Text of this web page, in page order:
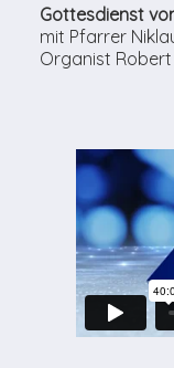
Gottesdienst
mit Pfarrer
Organist Robert